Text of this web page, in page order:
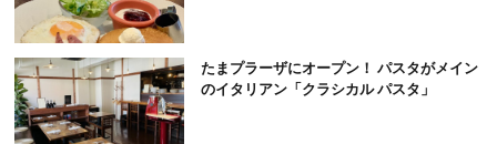
たまプラーザにオープン！ パスタがメイン
のイタリアン「クラシカル パスタ」